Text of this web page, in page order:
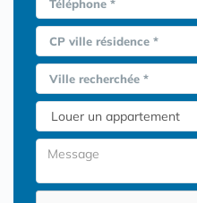
Téléphone *
CP ville résidence *
Ville recherchée *